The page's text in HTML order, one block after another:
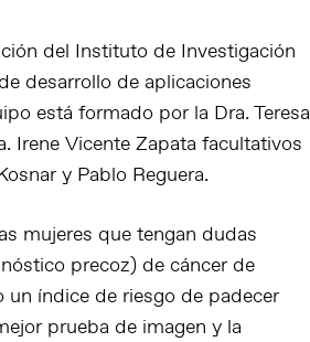
del Instituto de Investigación
desarrollo de aplicaciones
está formado por la Dra. Teresa
Irene Vicente Zapata facultativos
y Pablo Reguera.
mujeres que tengan dudas
precoz) de cáncer de
índice de riesgo de padecer
prueba de imagen y la